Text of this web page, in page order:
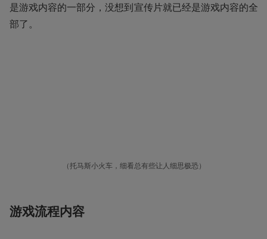
是游戏内容的一部分，没想到宣传片就已经是游戏内容的全
部了。
（托马斯小火车，细看总有些让人细思极恐）
游戏流程内容